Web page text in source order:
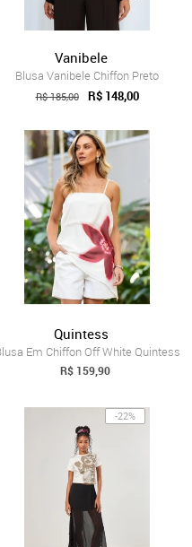
Vanibele
Blusa Vanibele Chiffon Preto
R$ 185,00 R$ 148,00
Quintess
Em Chiffon Off White Quintess
R$ 159,90
-22%